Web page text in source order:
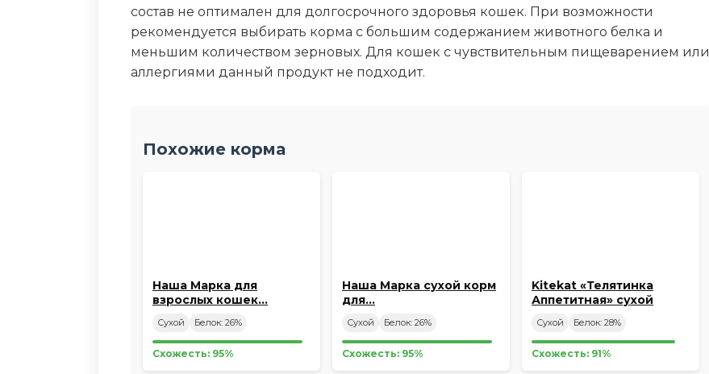
состав не оптимален для долгосрочного здоровья кошек. При возможности
рекомендуется выбирать корма с большим содержанием животного белка и
меньшим количеством зерновых. Для кошек с чувствительным пищеварением или
аллергиями данный продукт не подходит.
Похожие корма
Наша Марка для
взрослых кошек…
Сухой Белок: 26%
Схожесть: 95%
Наша Марка сухой корм
для…
Сухой Белок: 26%
Схожесть: 95%
Kitekat «Телятинка
Аппетитная» сухой
Сухой Белок: 28%
Схожесть: 91%